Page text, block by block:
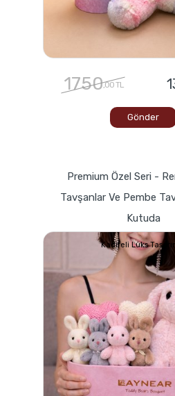
1750,00 TL
Gönder
Premium Özel Seri -
Tavşanlar Ve Pembe
Kutuda
Kadifeli Lüks